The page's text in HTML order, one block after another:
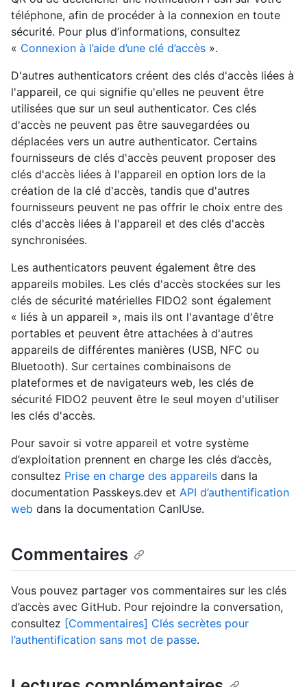
téléphone, afin de procéder à la connexion en toute
sécurité. Pour plus d’informations, consultez
« Connexion à l’aide d’une clé d’accès ».
D'autres authenticators créent des clés d'accès liées à
l'appareil, ce qui signifie qu'elles ne peuvent être
utilisées que sur un seul authenticator. Ces clés
d'accès ne peuvent pas être sauvegardées ou
déplacées vers un autre authenticator. Certains
fournisseurs de clés d'accès peuvent proposer des
clés d'accès liées à l'appareil en option lors de la
création de la clé d'accès, tandis que d'autres
fournisseurs peuvent ne pas offrir le choix entre des
clés d'accès liées à l'appareil et des clés d'accès
synchronisées.
Les authenticators peuvent également être des
appareils mobiles. Les clés d'accès stockées sur les
clés de sécurité matérielles FIDO2 sont également
« liés à un appareil », mais ils ont l'avantage d'être
portables et peuvent être attachées à d'autres
appareils de différentes manières (USB, NFC ou
Bluetooth). Sur certaines combinaisons de
plateformes et de navigateurs web, les clés de
sécurité FIDO2 peuvent être le seul moyen d'utiliser
les clés d'accès.
Pour savoir si votre appareil et votre système
d’exploitation prennent en charge les clés d’accès,
consultez Prise en charge des appareils dans la
documentation Passkeys.dev et API d’authentification
web dans la documentation CanIUse.
Commentaires
Vous pouvez partager vos commentaires sur les clés
d’accès avec GitHub. Pour rejoindre la conversation,
consultez [Commentaires] Clés secrètes pour
l’authentification sans mot de passe.